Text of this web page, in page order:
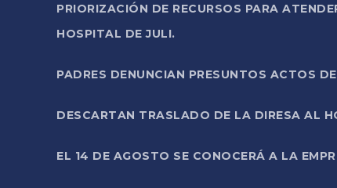
PRIORIZACIÓN DE RECURSOS PARA
HOSPITAL DE JULI.
PADRES DENUNCIAN PRESUNTOS ACTOS
DESCARTAN TRASLADO DE LA DIRESA AL
EL 14 DE AGOSTO SE CONOCERÁ A LA